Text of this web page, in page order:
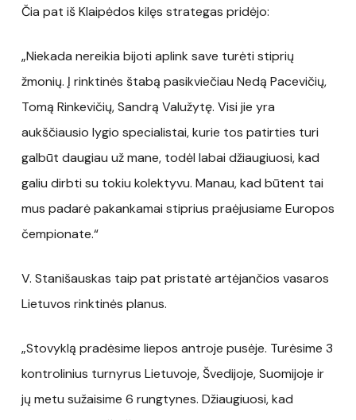
Čia pat iš Klaipėdos kilęs strategas pridėjo:
„Niekada nereikia bijoti aplink save turėti stiprių
žmonių. Į rinktinės štabą pasikviečiau Nedą Pacevičių,
Tomą Rinkevičių, Sandrą Valužytę. Visi jie yra
aukščiausio lygio specialistai, kurie tos patirties turi
galbūt daugiau už mane, todėl labai džiaugiuosi, kad
galiu dirbti su tokiu kolektyvu. Manau, kad būtent tai
mus padarė pakankamai stiprius praėjusiame Europos
čempionate.“
V. Stanišauskas taip pat pristatė artėjančios vasaros
Lietuvos rinktinės planus.
„Stovyklą pradėsime liepos antroje pusėje. Turėsime 3
kontrolinius turnyrus Lietuvoje, Švedijoje, Suomijoje ir
jų metu sužaisime 6 rungtynes. Džiaugiuosi, kad